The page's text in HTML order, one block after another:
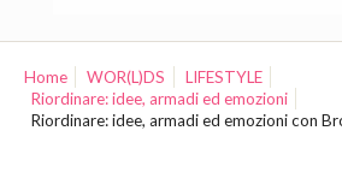
WOR(L)DS
Home WOR(L)DS
LIFESTYLE
Riordinare: idee, armadi ed emozioni
Riordinare: idee, armadi ed emozioni con